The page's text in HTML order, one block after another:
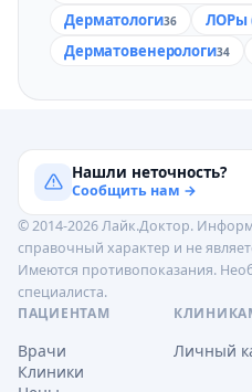
Дерматологи36 ЛОРы
Дерматовенерологи34
Нашли неточность?
Сообщить нам →
© 2014-2026 Лайк.Доктор.
справочный характер и не
Имеются противопоказания.
специалиста.
ПАЦИЕНТАМ
Врачи
Клиники
Личный